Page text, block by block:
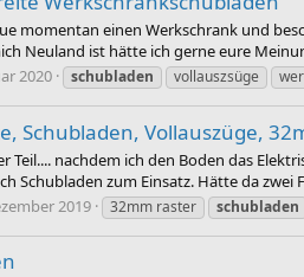
momentan einen Werkschrank und
Neuland ist hätte ich gerne eure
2020 schubladen vollauszsüge
Schubladen, Vollauszüge,
Teil.... nachdem ich den Boden das
Schubladen zum Einsatz. Hätte da
2019 32mm raster schubladen